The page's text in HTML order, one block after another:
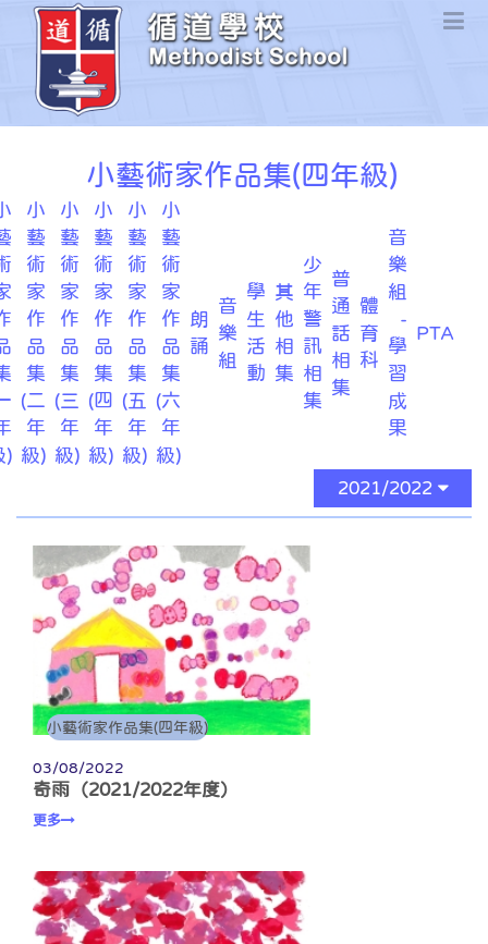
小藝術家作品集(四年級)
)
小
藝
術
家
作
品
集
(二
年
級)
小
藝
術
家
作
品
集
(三
年
級)
小
藝
術
家
作
品
集
(四
年
級)
小
藝
術
家
作
品
集
(五
年
級)
小
藝
術
家
作
品
集
(六
年
級)
朗
誦
音
樂
組
學
生
活
動
其
他
相
集
少
年
警
訊
相
集
普
通
話
相
集
體
育
科
音
樂
組
-
學
習
成
果
PTA
2021/2022
小藝術家作品集(四年級)
03/08/2022
奇雨（2021/2022年度）
更多